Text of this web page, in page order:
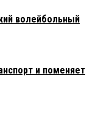
волейбольный
и поменяет